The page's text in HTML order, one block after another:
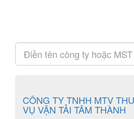
CÔNG TY TNHH MTV
VỤ VẬN TẢI TÂM THÀNH